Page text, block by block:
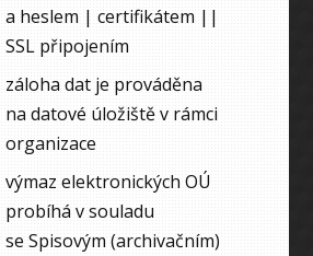
a heslem | certifikátem ||
SSL připojením
záloha dat je prováděna
na datové úložiště v rámci
organizace
výmaz elektronických OÚ
probíhá v souladu
se Spisovým (archivačním)